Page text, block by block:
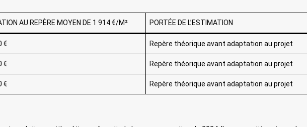
AU REPÈRE MOYEN DE 1 914 €/M² PORTÉE DE L’ESTIMATION
€ Repère théorique avant adaptation au projet
€ Repère théorique avant adaptation au projet
€ Repère théorique avant adaptation au projet